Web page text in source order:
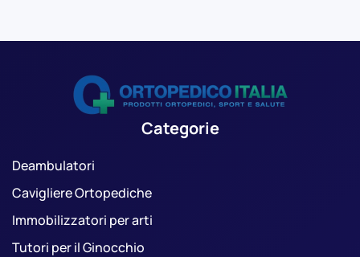
Categorie
Deambulatori
Cavigliere Ortopediche
Immobilizzatori per arti
Tutori per il Ginocchio